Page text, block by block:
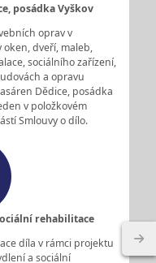
posádka Vyškov
oprav v
oken, dveří, maleb,
sociálního zařízení,
a opravu
Dědice, posádka
v položkovém
Smlouvy o dílo.
rehabilitace
díla v rámci projektu
a sociální